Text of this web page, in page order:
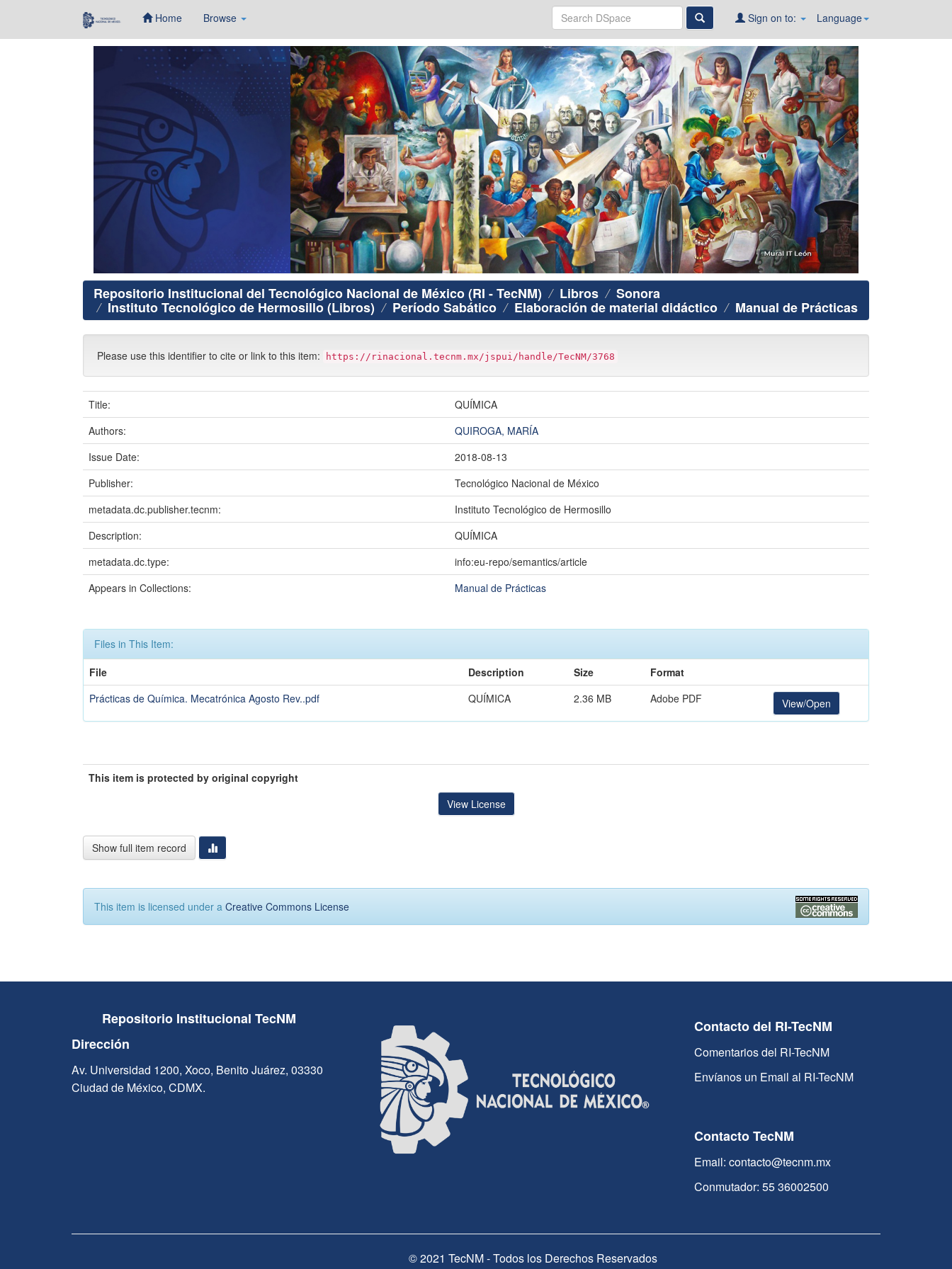
Home Browse Language
Sign on to:
Repositorio Institucional del Tecnológico Nacional de México (RI - TecNM) Libros Sonora
Instituto Tecnológico de Hermosillo (Libros) Período Sabático Elaboración de material didáctico Manual de Prácticas
Please use this identifier to cite or link to this item: https://rinacional.tecnm.mx/jspui/handle/TecNM/3768
Title:
QUÍMICA
Authors:
QUIROGA, MARÍA
Issue Date:
2018-08-13
Publisher:
Tecnológico Nacional de México
metadata.dc.publisher.tecnm:
Instituto Tecnológico de Hermosillo
Description:
QUÍMICA
metadata.dc.type:
info:eu-repo/semantics/article
Appears in Collections:
Manual de Prácticas
Files in This Item:
File
Description Size
Format
Prácticas de Química. Mecatrónica Agosto Rev..pdf
QUÍMICA 2.36 MB Adobe PDF View/Open
This item is protected by original copyright
View License
Show full item record
This item is licensed under a Creative Commons License
Repositorio Institucional TecNM
Dirección
Av. Universidad 1200, Xoco, Benito Juárez, 03330
Ciudad de México, CDMX.
Contacto del RI-TecNM
Comentarios del RI-TecNM
Envíanos un Email al RI-TecNM
Contacto TecNM
Email: contacto@tecnm.mx
Conmutador: 55 36002500
© 2021 TecNM - Todos los Derechos Reservados